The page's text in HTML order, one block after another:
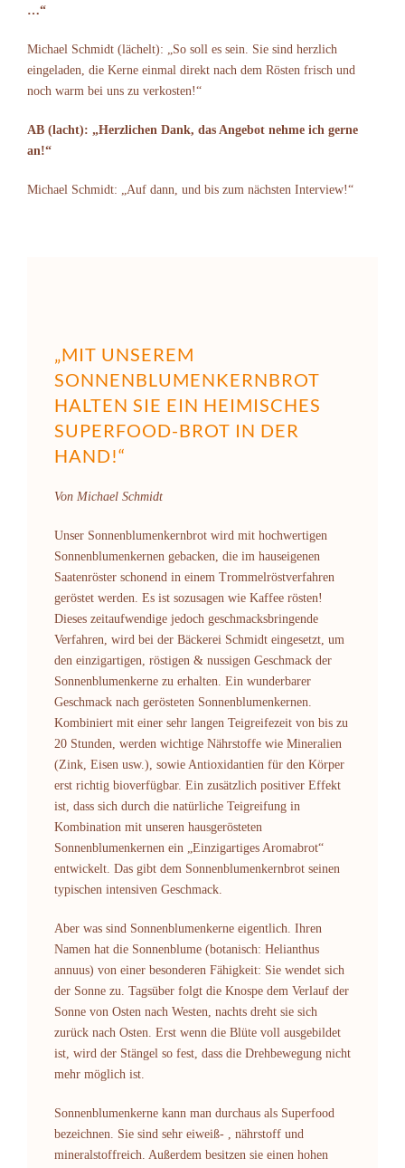
…“
Michael Schmidt (lächelt): „So soll es sein. Sie sind herzlich
eingeladen, die Kerne einmal direkt nach dem Rösten frisch und
noch warm bei uns zu verkosten!“
AB (lacht): „Herzlichen Dank, das Angebot nehme ich gerne
an!“
Michael Schmidt: „Auf dann, und bis zum nächsten Interview!“
„MIT UNSEREM
SONNENBLUMENKERNBROT
HALTEN SIE EIN HEIMISCHES
SUPERFOOD-BROT IN DER
HAND!“
Von Michael Schmidt
Unser Sonnenblumenkernbrot wird mit hochwertigen
Sonnenblumenkernen gebacken, die im hauseigenen
Saatenröster schonend in einem Trommelröstverfahren
geröstet werden. Es ist sozusagen wie Kaffee rösten!
Dieses zeitaufwendige jedoch geschmacksbringende
Verfahren, wird bei der Bäckerei Schmidt eingesetzt, um
den einzigartigen, röstigen & nussigen Geschmack der
Sonnenblumenkerne zu erhalten. Ein wunderbarer
Geschmack nach gerösteten Sonnenblumenkernen.
Kombiniert mit einer sehr langen Teigreifezeit von bis zu
20 Stunden, werden wichtige Nährstoffe wie Mineralien
(Zink, Eisen usw.), sowie Antioxidantien für den Körper
erst richtig bioverfügbar. Ein zusätzlich positiver Effekt
ist, dass sich durch die natürliche Teigreifung in
Kombination mit unseren hausgerösteten
Sonnenblumenkernen ein „Einzigartiges Aromabrot“
entwickelt. Das gibt dem Sonnenblumenkernbrot seinen
typischen intensiven Geschmack.
Aber was sind Sonnenblumenkerne eigentlich. Ihren
Namen hat die Sonnenblume (botanisch: Helianthus
annuus) von einer besonderen Fähigkeit: Sie wendet sich
der Sonne zu. Tagsüber folgt die Knospe dem Verlauf der
Sonne von Osten nach Westen, nachts dreht sie sich
zurück nach Osten. Erst wenn die Blüte voll ausgebildet
ist, wird der Stängel so fest, dass die Drehbewegung nicht
mehr möglich ist.
Sonnenblumenkerne kann man durchaus als Superfood
bezeichnen. Sie sind sehr eiweiß- , nährstoff und
mineralstoffreich. Außerdem besitzen sie einen hohen